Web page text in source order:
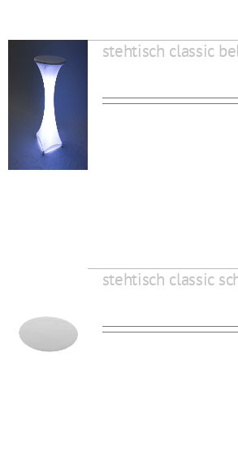
stehtisch classic
stehtisch classic